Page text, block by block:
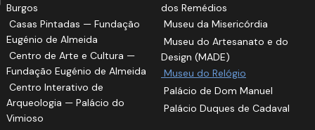
Burgos
Casas Pintadas — Fundação
Eugénio de Almeida
Centro de Arte e Cultura —
Fundação Eugénio de Almeida
Centro Interativo de
Arqueologia — Palácio do
Vimioso
dos Remédios
Museu da Misericórdia
Museu do Artesanato e do
Design (MADE)
Museu do Relógio
Palácio de Dom Manuel
Palácio Duques de Cadaval